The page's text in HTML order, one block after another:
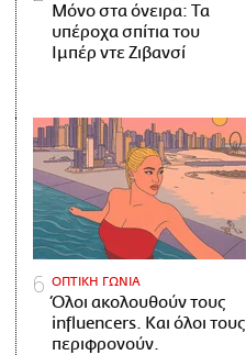
Μόνο στα όνειρα: Τα
υπέροχα σπίτια του
Ιμπέρ ντε Ζιβανσί
ΟΠΤΙΚΗ ΓΩΝΙΑ
Όλοι ακολουθούν τους
influencers. Και όλοι τους
περιφρονούν.